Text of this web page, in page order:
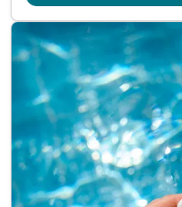
inkl. offene Getränke
während Ihrer Essenzeit
tägliche Nutzung der
tägliche Nutzung des